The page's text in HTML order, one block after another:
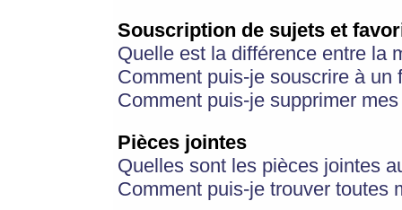
Souscription de sujets et
Quelle est la différence entre la
Comment puis-je souscrire à
Comment puis-je supprimer
Pièces jointes
Quelles sont les pièces jointes
Comment puis-je trouver toutes